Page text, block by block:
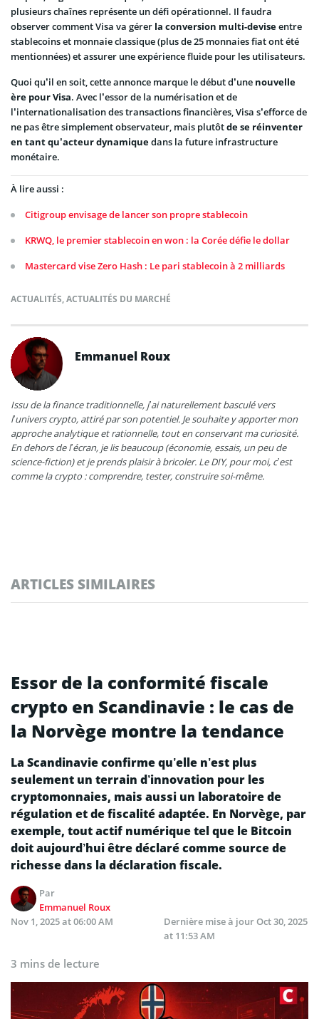
plusieurs chaînes représente un défi opérationnel. Il faudra
observer comment Visa va gérer la conversion multi-deviseentre
stablecoins et monnaie classique (plus de 25 monnaies fiat ont été
mentionnées) et assurer une expérience fluide pour les utilisateurs.
Quoi qu’il en soit, cette annonce marque le début d’une nouvelle
ère pour Visa. Avec l’essor de la numérisation et de
l’internationalisation des transactions financières, Visa s’efforce de
ne pas être simplement observateur, mais plutôtde se réinventer
en tant qu’acteur dynamiquedans la future infrastructure
monétaire.
À lire aussi :
Citigroup envisage de lancer son propre stablecoin
KRWQ, le premier stablecoin en won : la Corée défie le dollar
Mastercard vise Zero Hash : Le pari stablecoin à 2 milliards
ACTUALITÉS,ACTUALITÉS DU MARCHÉ
Emmanuel Roux
Issu de la finance traditionnelle, j’ai naturellement basculé vers
l’univers crypto, attiré par son potentiel. Je souhaite y apporter mon
approche analytique et rationnelle, tout en conservant ma curiosité.
En dehors de l’écran, je lis beaucoup (économie, essais, un peu de
science-fiction) et je prends plaisir à bricoler. Le DIY, pour moi, c’est
comme la crypto : comprendre, tester, construire soi-même.
ARTICLES SIMILAIRES
Essor de la conformité fiscale
crypto en Scandinavie : le cas de
la Norvège montre la tendance
La Scandinavie confirme qu’elle n’est plus
seulement un terrain d’innovation pour les
cryptomonnaies, mais aussi un laboratoire de
régulation et de fiscalité adaptée. En Norvège, par
exemple, tout actif numérique tel que le Bitcoin
doit aujourd’hui être déclaré comme source de
richesse dans la déclaration fiscale.
Par
Emmanuel Roux
Nov 1, 2025 at 06:00 AM
Dernière mise à jourOct 30, 2025
at 11:53 AM
3 mins de lecture